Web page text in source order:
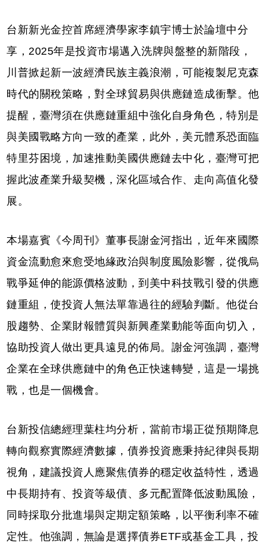
台新新光金控首席經濟學家李鎮宇博士於論壇中分
享，2025年是投資市場邁入洗牌與盤整的新階段，
川普掀起新一波經濟民族主義浪潮，可能複製尼克森
時代的關稅策略，對全球貿易與供應鏈造成衝擊。他
提醒，臺灣須在供應鏈重組中強化自身角色，特別是
與美國戰略方向一致的產業，此外，美元體系恐面臨
特里芬困境，加速推動美國供應鏈去中化，臺灣可把
握此波產業升級契機，深化區域合作、走向高值化發
展。
本場嘉賓《今周刊》董事長謝金河指出，近年來國際
資金流動愈來愈受地緣政治與制度風險影響，從俄烏
戰爭延伸的能源價格波動，到美中科技戰引發的供應
鏈重組，使投資人無法單靠過往的經驗判斷。他從台
股趨勢、企業財報體質與新興產業動能等面向切入，
協助投資人做出更具遠見的佈局。謝金河強調，臺灣
企業在全球供應鏈中的角色正快速轉變，這是一場挑
戰，也是一個機會。
台新投信總經理葉柱均分析，當前市場正從預期降息
轉向觀察實際經濟數據，債券投資應秉持紀律與長期
視角，建議投資人應聚焦債券的穩定收益特性，透過
中長期持有、投資等級債、多元配置降低波動風險，
同時採取分批進場與定期定額策略，以平衡利率不確
定性。他強調，無論是選擇債券ETF或基金工具，投